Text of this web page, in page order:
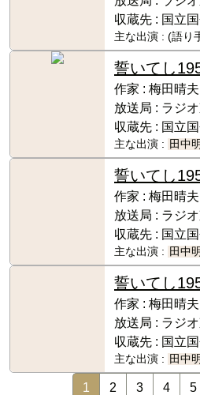
収蔵先 : 国立
主な出演 : (語り
誓いてし
作家 : 梅田晴夫
放送局 : ラジ
収蔵先 : 国立
主な出演 : 田中
誓いてし
作家 : 梅田晴夫
放送局 : ラジ
収蔵先 : 国立
主な出演 : 田中
誓いてし
作家 : 梅田晴夫
放送局 : ラジ
収蔵先 : 国立
主な出演 : 田中
1 2 3 4 5